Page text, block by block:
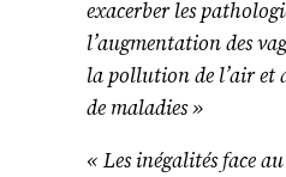
exacerber les
l’augmentation des
la pollution de l’air et
de maladies »
« Les inégalités face